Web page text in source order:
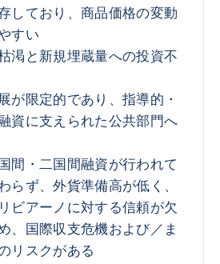
しており、商品価格の変動
すい
渇と新規埋蔵量への投資不
が限定的であり、指導的・
資に支えられた公共部門へ
間・二国間融資が行われて
らず、外貨準備高が低く、
ビアーノに対する信頼が欠
、国際収支危機および／ま
リスクがある